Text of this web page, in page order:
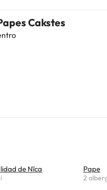
Cakstes
de Nīca Pape
2